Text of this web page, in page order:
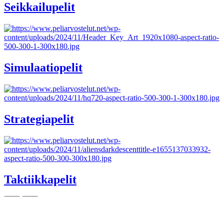
Seikkailupelit
Simulaatiopelit
Strategiapelit
Taktiikkapelit